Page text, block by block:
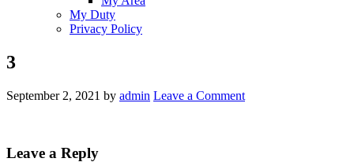
My Duty
Privacy Policy
3
September 2, 2021 by admin Leave a Comment
Leave a Reply